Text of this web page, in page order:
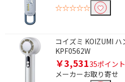
☆☆☆☆☆
コイズミ KOIZUMI
KPF0562W
￥3,53135ポイント
メーカーお取り寄せ